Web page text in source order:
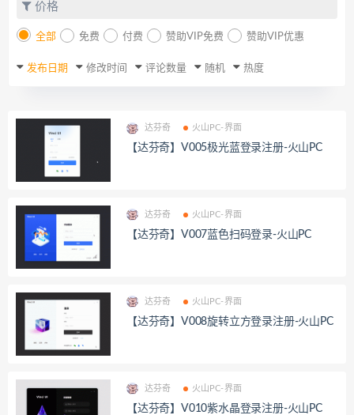
价格
全部 免费 付费 赞助VIP免费 赞助VIP优惠
发布日期 修改时间 评论数量 随机 热度
达芬奇 火山PC-界面
【达芬奇】V005极光蓝登录注册-火山PC
达芬奇 火山PC-界面
【达芬奇】V007蓝色扫码登录-火山PC
达芬奇 火山PC-界面
【达芬奇】V008旋转立方登录注册-火山PC
达芬奇 火山PC-界面
【达芬奇】V010紫水晶登录注册-火山PC